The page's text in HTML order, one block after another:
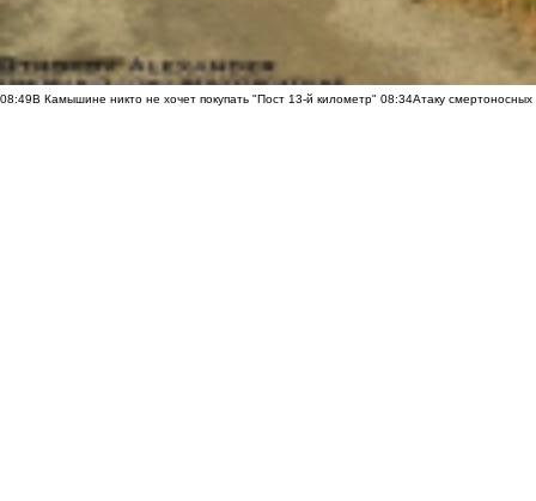
08:49В Камышине никто не хочет покупать "Пост 13-й километр" 08:34Атаку